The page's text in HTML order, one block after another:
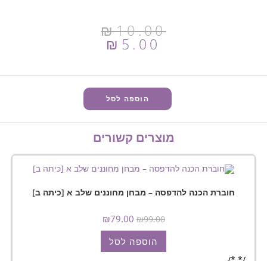
₪10.00
₪ 5.00
הוספה לסל
מוצרים קשורים
חוברת הכנה להדפסה – מבחן מחוננים שלב א [כיתה ב]
₪99.00
₪79.00
הוספה לסל